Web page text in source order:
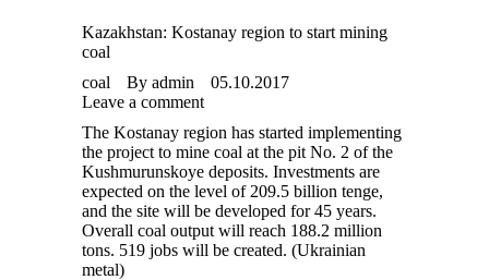
Kazakhstan: Kostanay region to start mining
coal
coal
By admin
05.10.2017
Leave a comment
The Kostanay region has started implementing
the project to mine coal at the pit No. 2 of the
Kushmurunskoye deposits. Investments are
expected on the level of 209.5 billion tenge,
and the site will be developed for 45 years.
Overall coal output will reach 188.2 million
tons. 519 jobs will be created. (Ukrainian
metal)